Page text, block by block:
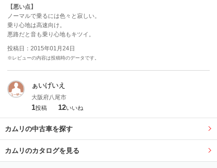
【悪い点】
ノーマルで乗るには色々と寂しい。
乗り心地は高速向け。
悪路だと音も乗り心地もキツイ。
投稿日：2015年01月24日
※レビューの内容は投稿時のデータです。
ぁいげいえ
大阪府八尾市
1投稿 12いいね
カムリの中古車を探す
カムリのカタログを見る